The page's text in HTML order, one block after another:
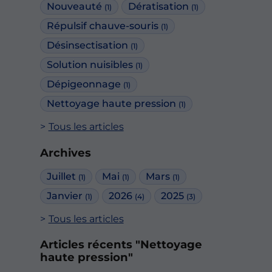
Nouveauté (1) Dératisation (1)
Répulsif chauve-souris (1)
Désinsectisation (1)
Solution nuisibles (1)
Dépigeonnage (1)
Nettoyage haute pression (1)
Tous les articles
Archives
Juillet (1) Mai (1) Mars (1)
Janvier (1) 2026 (4) 2025 (3)
Tous les articles
Articles récents "Nettoyage
haute pression"